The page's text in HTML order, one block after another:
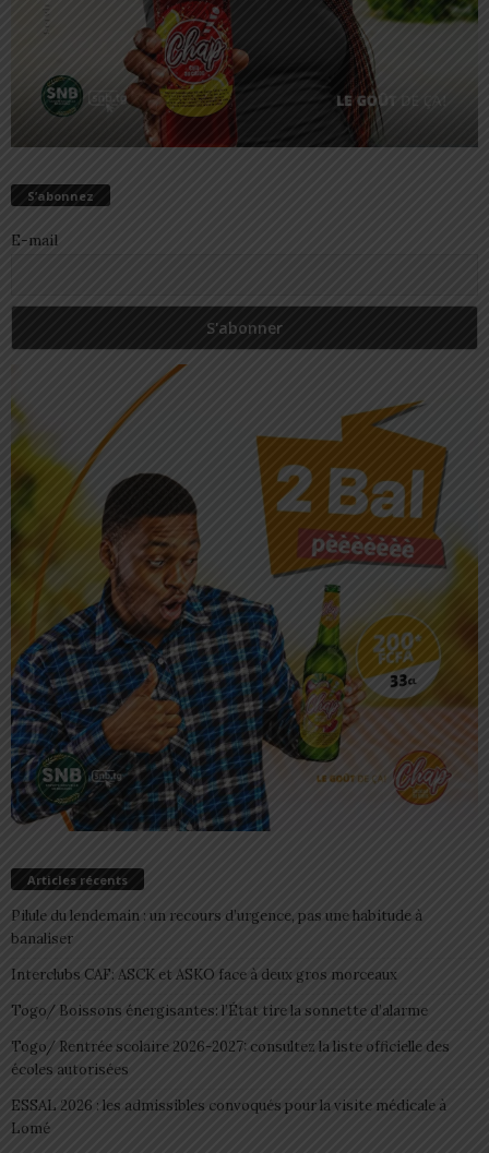
S’abonnez
E-mail
Articles récents
Pilule du lendemain : un recours d’urgence, pas une habitude à
banaliser
Interclubs CAF: ASCK et ASKO face à deux gros morceaux
Togo/ Boissons énergisantes: l’État tire la sonnette d’alarme
Togo/ Rentrée scolaire 2026-2027: consultez la liste officielle des
écoles autorisées
ESSAL 2026 : les admissibles convoqués pour la visite médicale à
Lomé